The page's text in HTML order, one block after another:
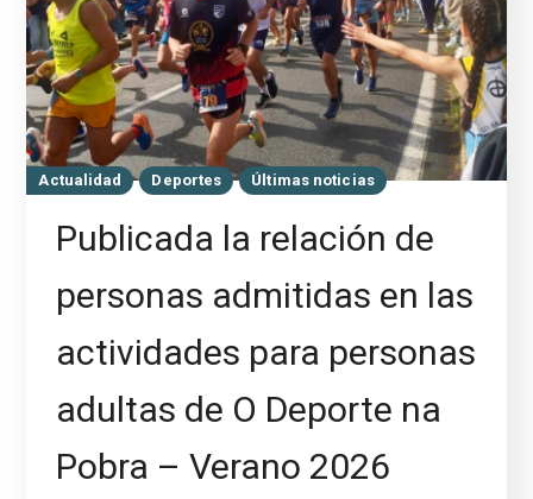
Actualidad Deportes Últimas noticias
Publicada la relación de
personas admitidas en las
actividades para personas
adultas de O Deporte na
Pobra – Verano 2026